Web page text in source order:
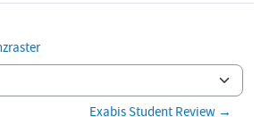
Exabis Student Review →